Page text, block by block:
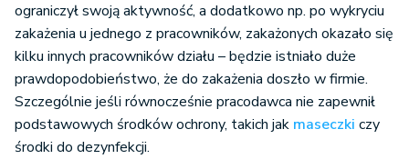
ograniczył swoją aktywność, a dodatkowo np. po wykryciu
zakażenia u jednego z pracowników, zakażonych okazało się
kilku innych pracowników działu – będzie istniało duże
prawdopodobieństwo, że do zakażenia doszło w firmie.
Szczególnie jeśli równocześnie pracodawca nie zapewnił
podstawowych środków ochrony, takich jak maseczki czy
środki do dezynfekcji.